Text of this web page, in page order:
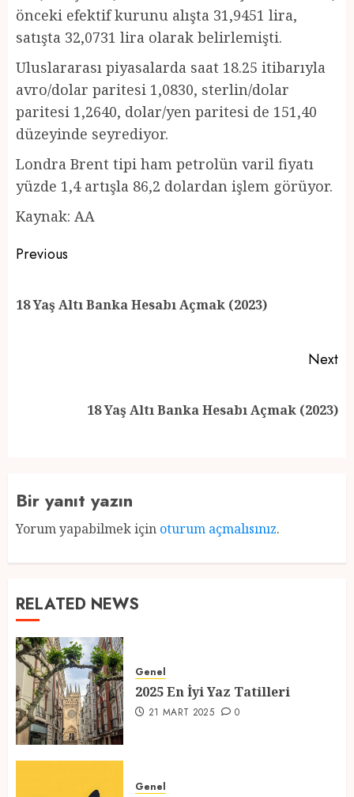
önceki efektif kurunu alışta 31,9451 lira,
satışta 32,0731 lira olarak belirlemişti.
Uluslararası piyasalarda saat 18.25 itibarıyla
avro/dolar paritesi 1,0830, sterlin/dolar
paritesi 1,2640, dolar/yen paritesi de 151,40
düzeyinde seyrediyor.
Londra Brent tipi ham petrolün varil fiyatı
yüzde 1,4 artışla 86,2 dolardan işlem görüyor.
Kaynak: AA
Post
Previous
18 Yaş Altı Banka Hesabı Açmak (2023)
Next
18 Yaş Altı Banka Hesabı Açmak (2023)
Bir yanıt yazın
Yorum yapabilmek için oturum açmalısınız.
RELATED NEWS
Genel
2025 En İyi Yaz Tatilleri
21 MART 2025 0
Genel